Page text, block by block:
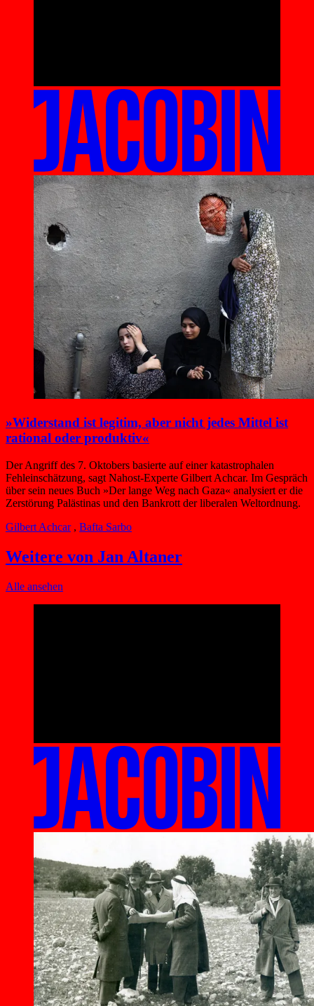
»Widerstand ist legitim, aber nicht jedes Mittel ist
rational oder produktiv«
Der Angriff des 7. Oktobers basierte auf einer katastrophalen
Fehleinschätzung, sagt Nahost-Experte Gilbert Achcar. Im Gespräch
über sein neues Buch »Der lange Weg nach Gaza« analysiert er die
Zerstörung Palästinas und den Bankrott der liberalen Weltordnung.
Gilbert Achcar , Bafta Sarbo
Weitere von Jan Altaner
Alle ansehen